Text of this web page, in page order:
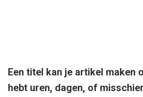
Een titel kan je artikel maken
hebt uren, dagen, of